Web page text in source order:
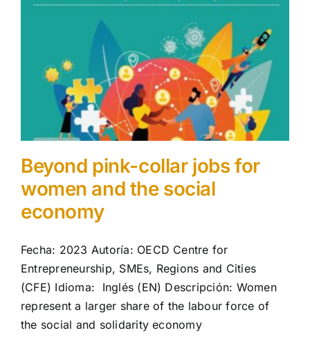
Beyond pink-collar jobs for
women and the social
economy
Fecha: 2023 Autoría: OECD Centre for
Entrepreneurship, SMEs, Regions and Cities
(CFE) Idioma: Inglés (EN) Descripción: Women
represent a larger share of the labour force of
the social and solidarity economy